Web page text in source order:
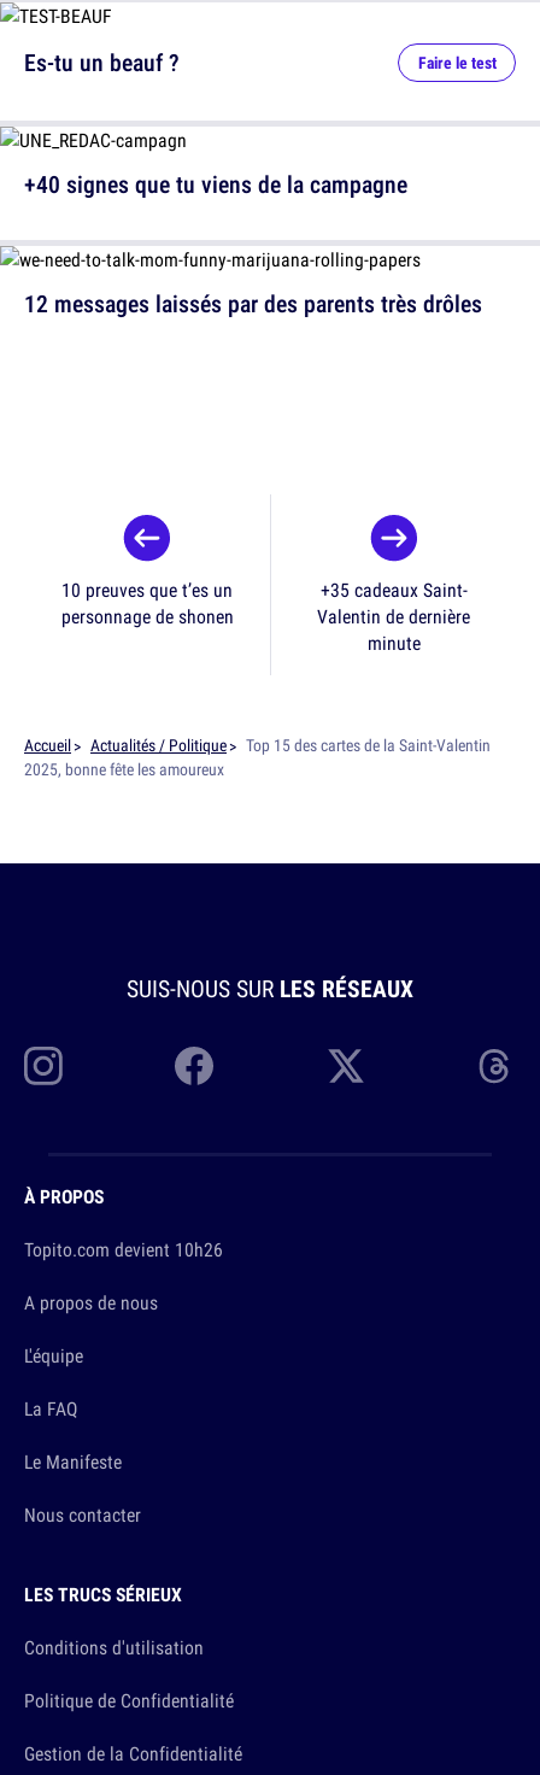
12 messages laissés par des parents très drôles
Es-tu un beauf ? Faire le test
+40 signes que tu viens de la campagne
10 preuves que t’es un
personnage de shonen
+35 cadeaux Saint-
Valentin de dernière
minute
Accueil Actualités / Politique
Top 15 des cartes de la Saint-Valentin
2025, bonne fête les amoureux
SUIS-NOUS SUR LES RÉSEAUX
À PROPOS
Topito.com devient 10h26
A propos de nous
L'équipe
La FAQ
Le Manifeste
Nous contacter
LES TRUCS SÉRIEUX
Conditions d'utilisation
Politique de Confidentialité
Gestion de la Confidentialité